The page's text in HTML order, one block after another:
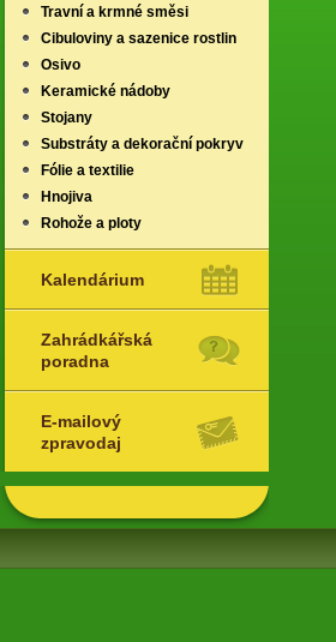
Travní a krmné směsi
Cibuloviny a sazenice rostlin
Osivo
Keramické nádoby
Stojany
Substráty a dekorační pokryv
Fólie a textilie
Hnojiva
Rohože a ploty
Kalendárium
Zahrádkářská
poradna
E-mailový
zpravodaj